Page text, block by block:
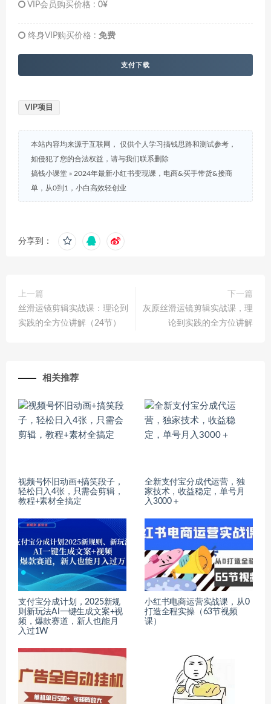
VIP会员购买价格 : 0¥
终身VIP购买价格 : 免费
支付下载
VIP项目
本站内容均来源于互联网， 仅供个人学习搞钱思路和测试参考，
如侵犯了您的合法权益，请与我们联系删除
搞钱小课堂 » 2024年最新小红书变现课，电商&买手带货&接商
单，从0到1，小白高效轻创业
分享到：
上一篇
丝滑运镜剪辑实战课：理论到
实践的全方位讲解（24节）
下一篇
灰原丝滑运镜剪辑实战课，理
论到实践的全方位讲解
相关推荐
视频号怀旧动画+搞笑段子，
轻松日入4张，只需会剪辑，
教程+素材全搞定
全新支付宝分成代运营，独
家技术，收益稳定，单号月
入3000＋
支付宝分成计划，2025新规
则新玩法AI一键生成文案+视
频，爆款赛道，新人也能月
入过1W
小红书电商运营实战课，​从0
打造全程实操（63节视频
课）